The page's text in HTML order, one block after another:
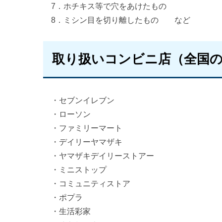
7．ホチキス等で穴をあけたもの
8．ミシン目を切り離したもの など
取り扱いコンビニ店（全国の
・セブンイレブン
・ローソン
・ファミリーマート
・デイリーヤマザキ
・ヤマザキデイリーストアー
・ミニストップ
・コミュニティストア
・ポプラ
・生活彩家